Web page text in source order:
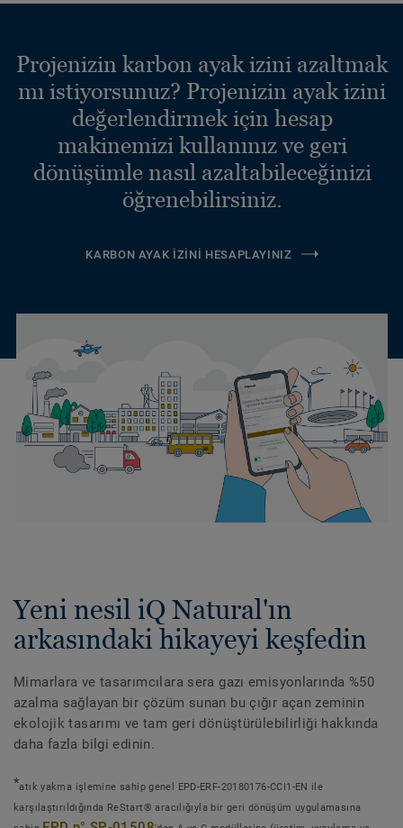
Projenizin karbon ayak izini azaltmak
mı istiyorsunuz? Projenizin ayak izini
değerlendirmek için hesap
makinemizi kullanınız ve geri
dönüşümle nasıl azaltabileceğinizi
öğrenebilirsiniz.
KARBON AYAK İZINI HESAPLAYINIZ
Yeni nesil iQ Natural'ın
arkasındaki hikayeyi keşfedin
Mimarlara ve tasarımcılara sera gazı emisyonlarında %50
azalma sağlayan bir çözüm sunan bu çığır açan zeminin
ekolojik tasarımı ve tam geri dönüştürülebilirliği hakkında
daha fazla bilgi edinin.
*atık yakma işlemine sahip genel EPD-ERF-20180176-CCI1-EN ile
karşılaştırıldığında ReStart® aracılığıyla bir geri dönüşüm uygulamasına